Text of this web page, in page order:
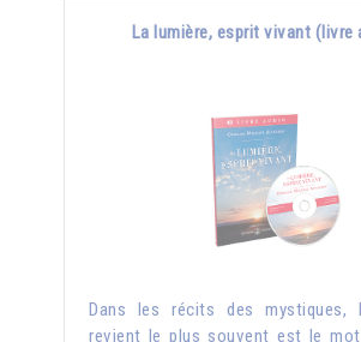
La lumière, esprit vivant (livre
Dans les récits des
revient le plus souvent est le mot